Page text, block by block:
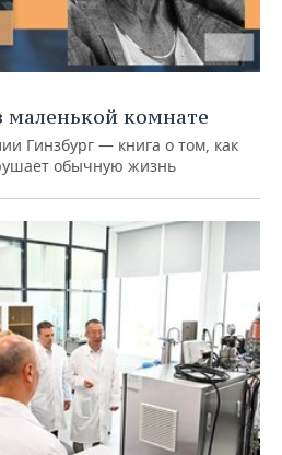
маленькой комнате
Гинзбург — книга о том, как
обычную жизнь